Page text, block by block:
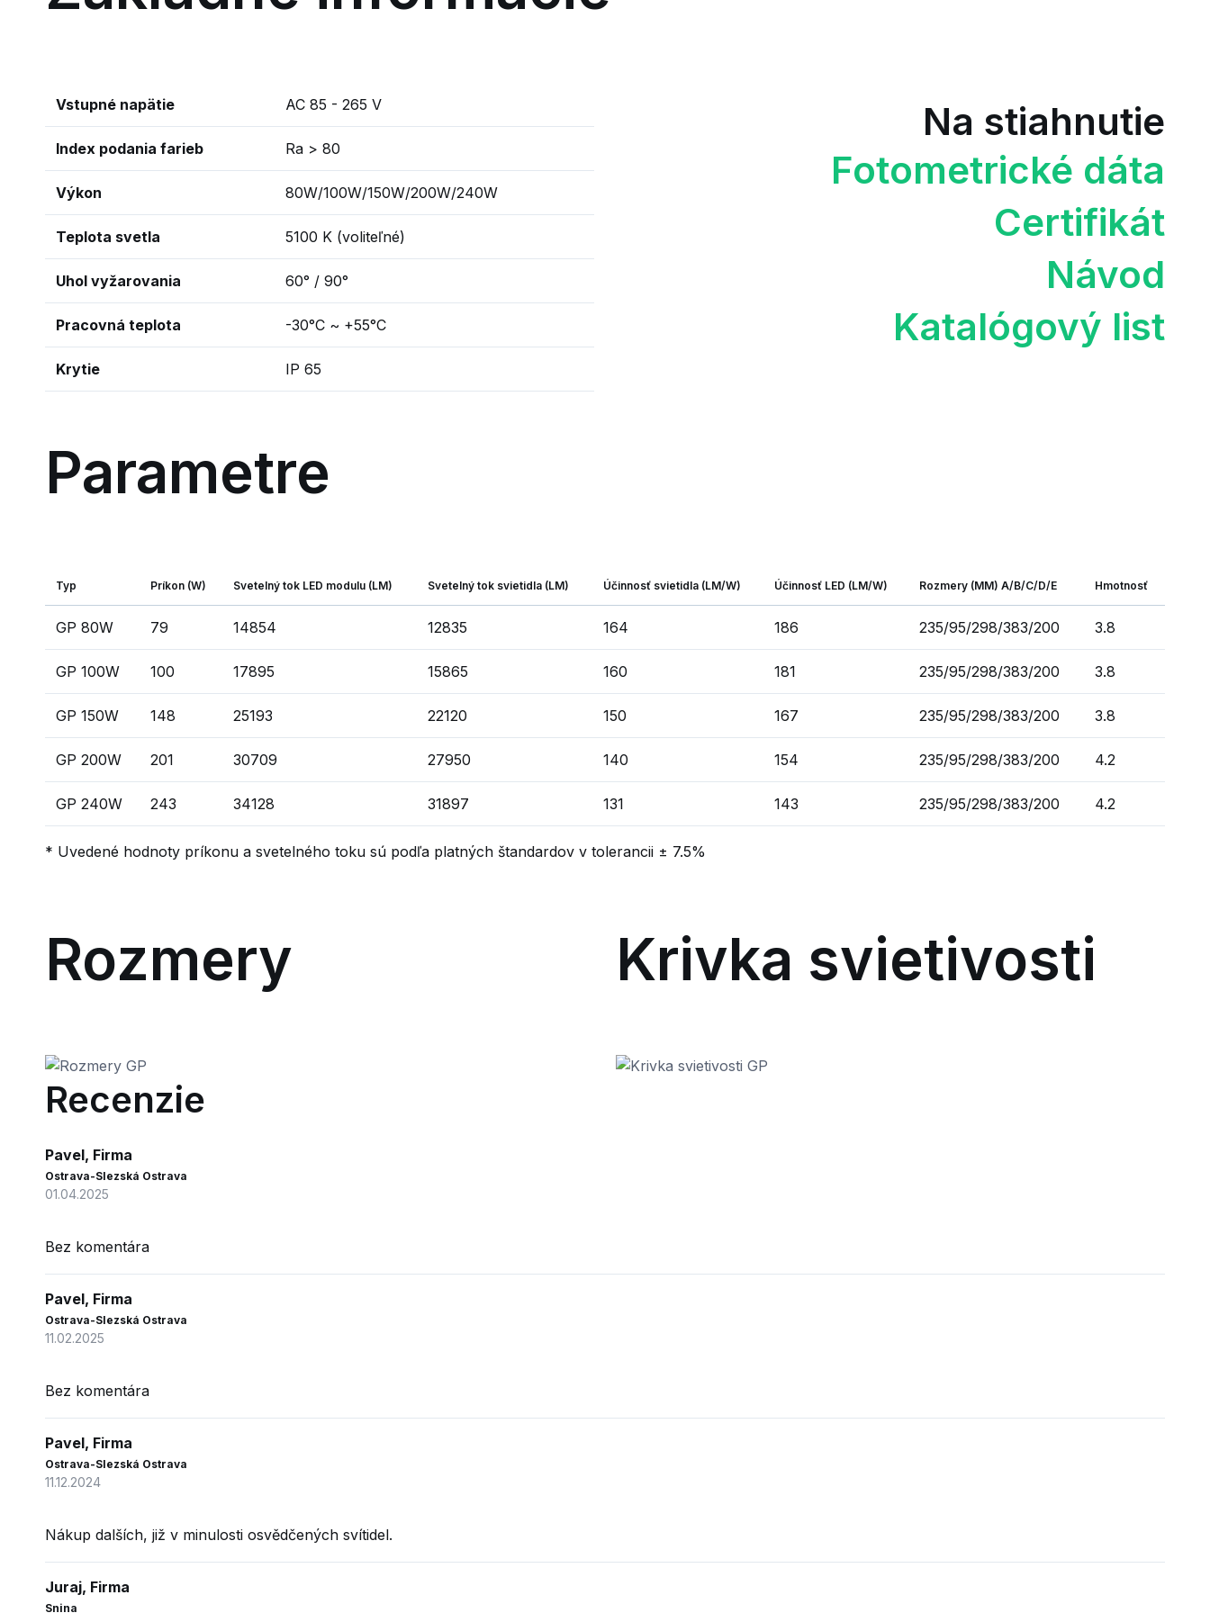
Vstupné napätie AC 85 - 265 V
Index podania farieb Ra > 80
Výkon 80W/100W/150W/200W/240W
Teplota svetla 5100 K (voliteľné)
Uhol vyžarovania 60° / 90°
Pracovná teplota -30°C ~ +55°C
Krytie IP 65
Na stiahnutie
Fotometrické dáta
Certifikát
Návod
Katalógový list
Parametre
Typ Príkon (W) Svetelný tok LED modulu (LM) Svetelný tok svietidla (LM) Účinnosť svietidla (LM/W) Účinnosť LED (LM/W) Rozmery (MM) A/B/C/D/E Hmotnosť
GP 80W 79 14854 12835 164 186 235/95/298/383/200 3.8
GP 100W 100 17895 15865 160 181 235/95/298/383/200 3.8
GP 150W 148 25193 22120 150 167 235/95/298/383/200 3.8
GP 200W 201 30709 27950 140 154 235/95/298/383/200 4.2
GP 240W 243 34128 31897 131 143 235/95/298/383/200 4.2
* Uvedené hodnoty príkonu a svetelného toku sú podľa platných štandardov v tolerancii ± 7.5%
Rozmery Krivka svietivosti
Recenzie
Pavel, Firma
Ostrava-Slezská Ostrava
01.04.2025
Bez komentára
Pavel, Firma
Ostrava-Slezská Ostrava
11.02.2025
Bez komentára
Pavel, Firma
Ostrava-Slezská Ostrava
11.12.2024
Nákup dalších, již v minulosti osvědčených svítidel.
Juraj, Firma
Snina